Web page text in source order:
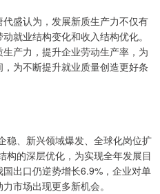
盛认为，发展新质生产力不仅有
就业结构变化和收入结构优化。
产力，提升企业劳动生产率，为
为不断提升就业质量创造更好条
、新兴领域爆发、全球化岗位扩
构的深层优化，为实现全年发展目
出口仍逆势增长6.9%，企业对单
市场出现更多新机会。